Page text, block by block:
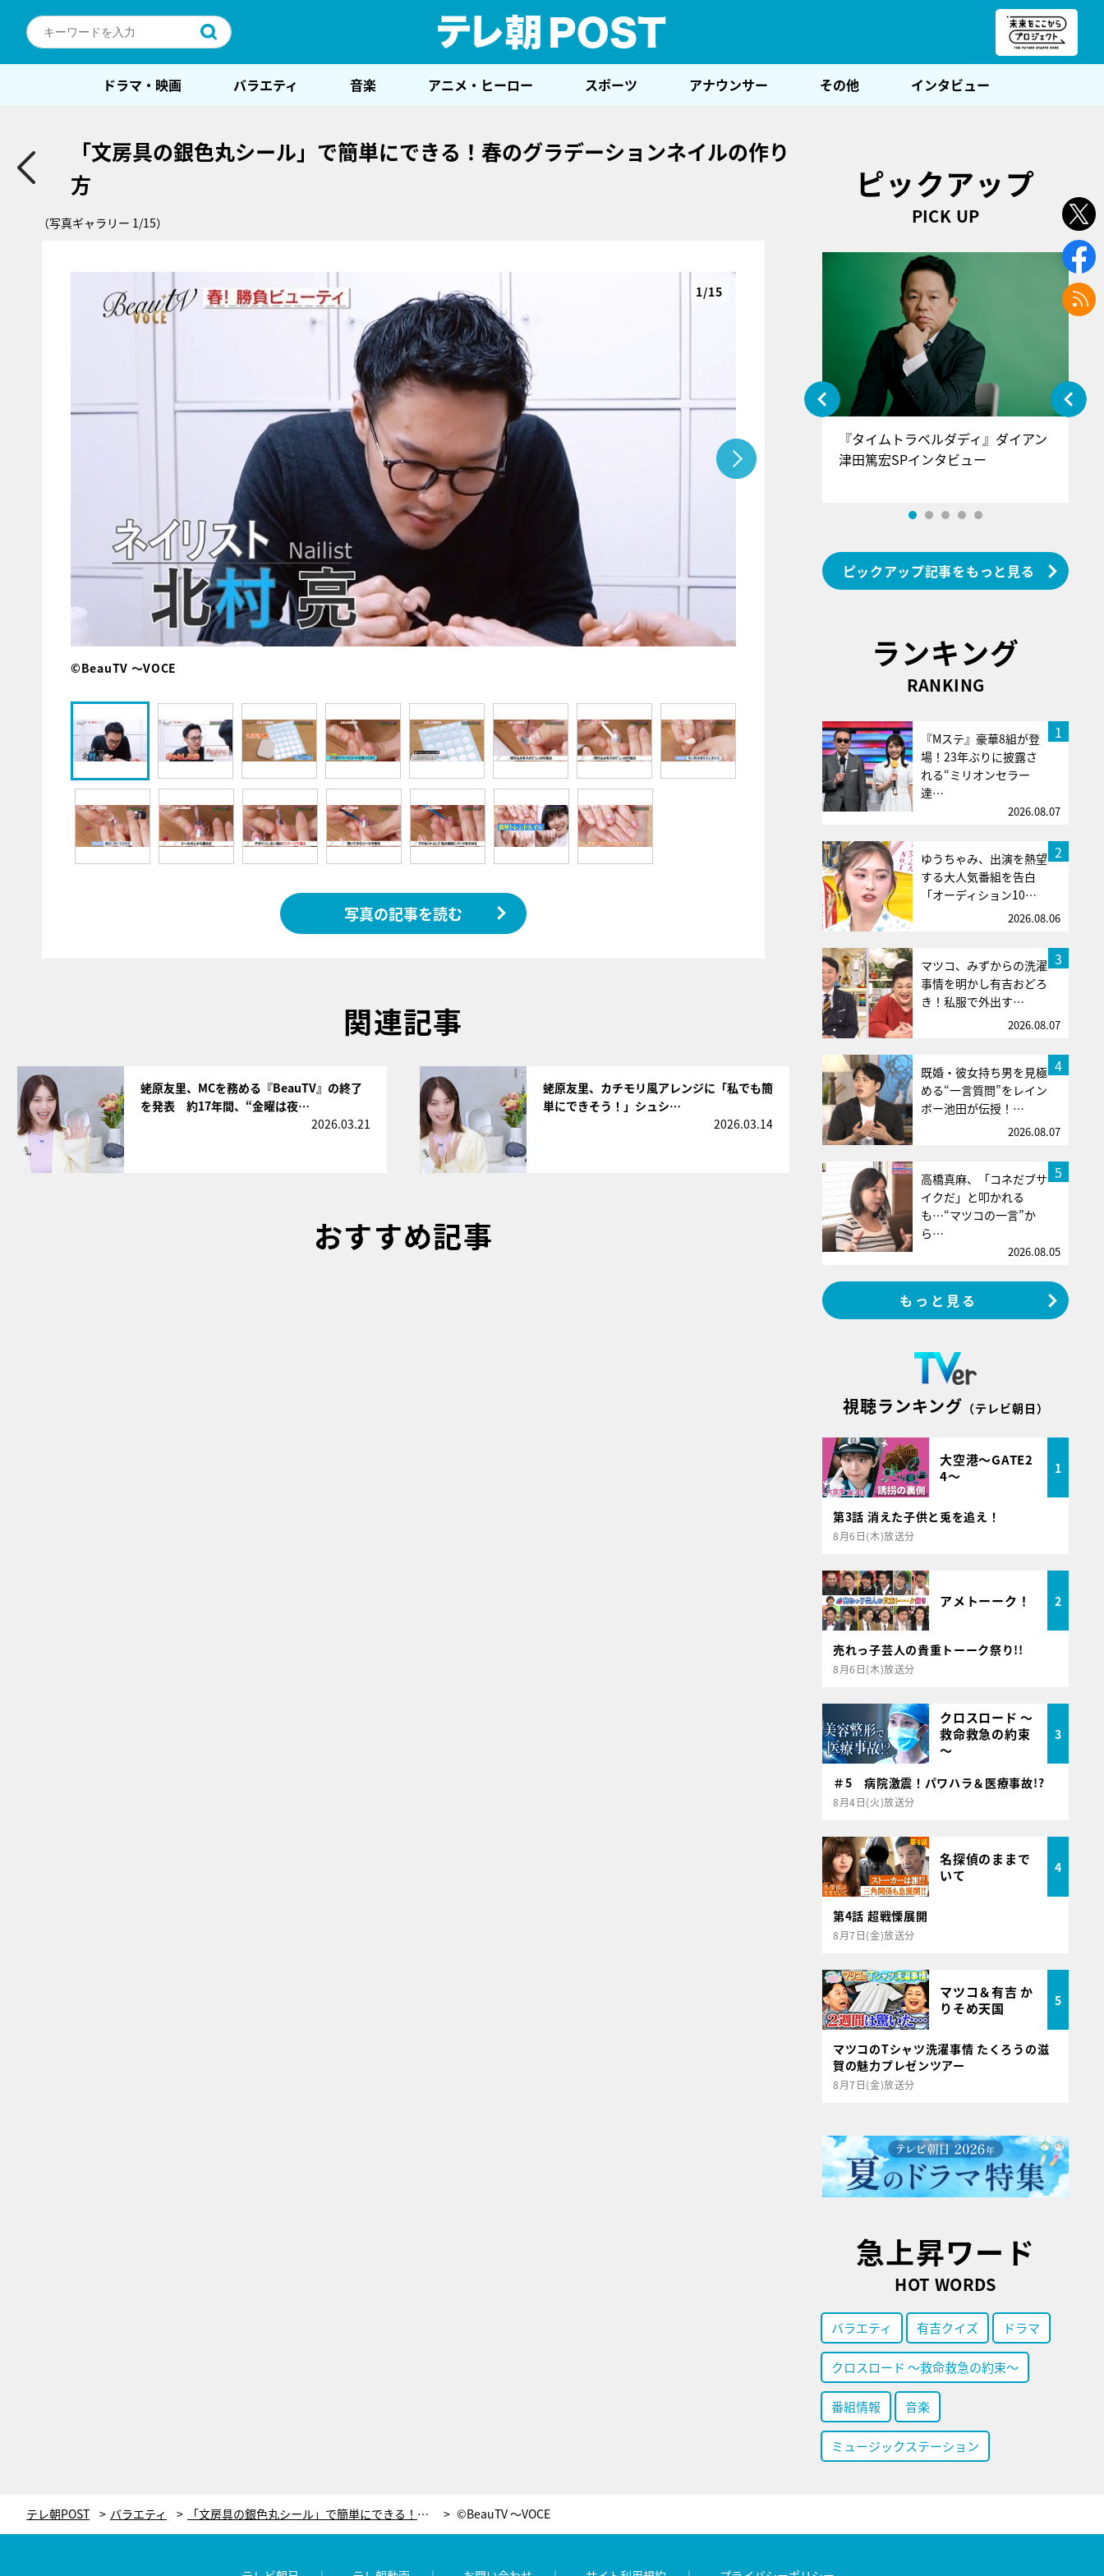
ドラマ・映画 バラエティ 音楽 アニメ・ヒーロー スポーツ アナウンサー その他 インタビュー
「文房具の銀色丸シール」で簡単にできる！春のグラデーションネイルの作り
方
（写真ギャラリー 1/15）
1/15
©BeauTV ～VOCE
写真の記事を読む
関連記事
蛯原友里、MCを務める『BeauTV』の終了
を発表 約17年間、“金曜は夜…
2026.03.21
蛯原友里、カチモリ風アレンジに「私でも簡
単にできそう！」シュシ…
2026.03.14
おすすめ記事
ピックアップ
PICK UP
『アイ＝ラブ！げーみんぐ』＝LOV
E齋藤樹愛羅＆佐々木舞香SPインタ
『タイムトラベルダディ』ダイアン
津田篤宏SPインタビュー
ピックアップ記事をもっと見る
ランキング
RANKING
1
『Mステ』豪華8組が登
場！23年ぶりに披露さ
れる“ミリオンセラー
達…
2026.08.07
2
ゆうちゃみ、出演を熱望
する大人気番組を告白
「オーディション10…
2026.08.06
3
マツコ、みずからの洗濯
事情を明かし有吉おどろ
き！私服で外出す…
2026.08.07
4
既婚・彼女持ち男を見極
める“一言質問”をレイン
ボー池田が伝授！…
2026.08.07
5
高橋真麻、「コネだブサ
イクだ」と叩かれる
も…“マツコの一言”か
ら…
2026.08.05
もっと見る
視聴ランキング （テレビ朝日）
大空港～GATE2
4～
1
第3話 消えた子供と兎を追え！
8月6日(木)放送分
アメトーーク！ 2
売れっ子芸人の貴重トーーク祭り!!
8月6日(木)放送分
クロスロード ～
救命救急の約束
～
3
＃5 病院激震！パワハラ＆医療事故!?
8月4日(火)放送分
名探偵のままで
いて
4
第4話 超戦慄展開
8月7日(金)放送分
マツコ＆有吉 か
りそめ天国
5
マツコのTシャツ洗濯事情 たくろうの滋
賀の魅力プレゼンツアー
8月7日(金)放送分
急上昇ワード
HOT WORDS
バラエティ 有吉クイズ ドラマ
クロスロード ～救命救急の約束～
番組情報 音楽
ミュージックステーション
テレ朝POST バラエティ 「文房具の銀色丸シール」で簡単にできる！春のグラデーションネイルの作り方 ©BeauTV ～VOCE